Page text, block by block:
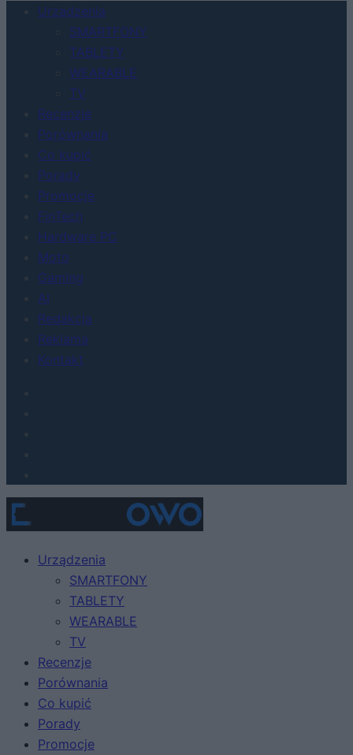
Urządzenia
SMARTFONY
TABLETY
WEARABLE
TV
Recenzje
Porównania
Co kupić
Porady
Promocje
FinTech
Hardware PC
Moto
Gaming
AI
Redakcja
Reklama
Kontakt
Urządzenia
SMARTFONY
TABLETY
WEARABLE
TV
Recenzje
Porównania
Co kupić
Porady
Promocje